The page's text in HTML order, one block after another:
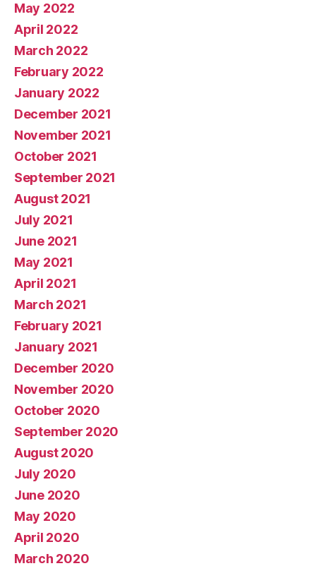
May 2022
April 2022
March 2022
February 2022
January 2022
December 2021
November 2021
October 2021
September 2021
August 2021
July 2021
June 2021
May 2021
April 2021
March 2021
February 2021
January 2021
December 2020
November 2020
October 2020
September 2020
August 2020
July 2020
June 2020
May 2020
April 2020
March 2020